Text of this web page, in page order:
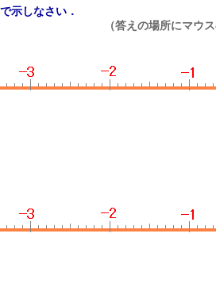
示しなさい．
（答えの場所にマウ